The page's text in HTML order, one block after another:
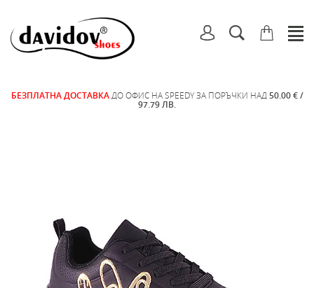
БЕЗПЛАТНА ДОСТАВКА ДО ОФИС НА SPEEDY ЗА ПОРЪЧКИ НАД 50.00 € /
97.79 ЛВ.